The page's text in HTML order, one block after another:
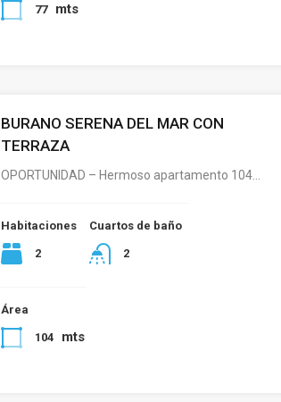
77 mts
BURANO SERENA DEL MAR CON
TERRAZA
OPORTUNIDAD – Hermoso apartamento 104…
Habitaciones
2
Cuartos de baño
2
Área
104 mts